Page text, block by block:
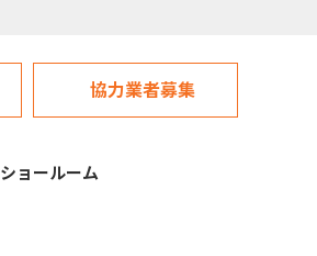
協力業者募集
ショールーム